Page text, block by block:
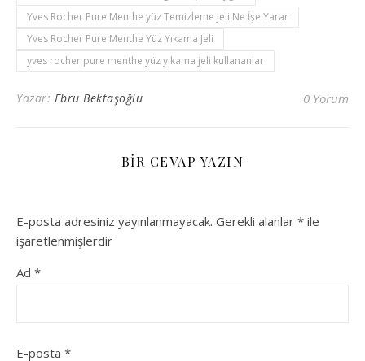
Yves Rocher Pure Menthe yüz Temizleme jeli Ne İşe Yarar
Yves Rocher Pure Menthe Yüz Yıkama Jeli
yves rocher pure menthe yüz yıkama jeli kullananlar
Yazar: Ebru Bektaşoğlu 0 Yorum
BIR CEVAP YAZIN
E-posta adresiniz yayınlanmayacak. Gerekli alanlar * ile
işaretlenmişlerdir
Ad *
E-posta *